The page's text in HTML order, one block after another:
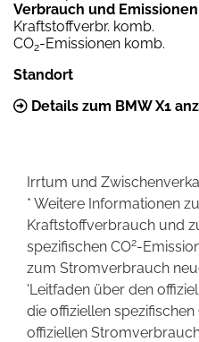
Verbrauch und Emissionen
Kraftstoffverbr. komb.
CO2-Emissionen komb.
Standort
Details zum BMW X1
Irrtum und
* Weitere Informationen
Kraftstoffverbrauch und
spezifischen CO2-
zum Stromverbrauch
'Leitfaden über den
die offiziellen spezifischen
offiziellen